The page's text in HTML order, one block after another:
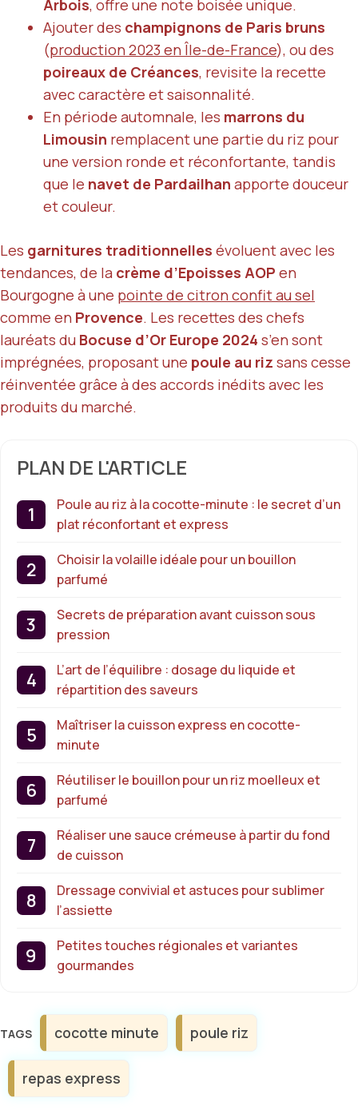
Arbois, offre une note boisée unique.
Ajouter des champignons de Paris bruns
(production 2023 en Île-de-France), ou des
poireaux de Créances, revisite la recette
avec caractère et saisonnalité.
En période automnale, les marrons du
Limousin remplacent une partie du riz pour
une version ronde et réconfortante, tandis
que le navet de Pardailhan apporte douceur
et couleur.
Les garnitures traditionnelles évoluent avec les
tendances, de la crème d’Epoisses AOP en
Bourgogne à une pointe de citron confit au sel
comme en Provence. Les recettes des chefs
lauréats du Bocuse d’Or Europe 2024 s’en sont
imprégnées, proposant une poule au riz sans cesse
réinventée grâce à des accords inédits avec les
produits du marché.
PLAN DE L'ARTICLE
Poule au riz à la cocotte-minute : le secret d’un
plat réconfortant et express
Choisir la volaille idéale pour un bouillon
parfumé
Secrets de préparation avant cuisson sous
pression
L’art de l’équilibre : dosage du liquide et
répartition des saveurs
Maîtriser la cuisson express en cocotte-
minute
Réutiliser le bouillon pour un riz moelleux et
parfumé
Réaliser une sauce crémeuse à partir du fond
de cuisson
Dressage convivial et astuces pour sublimer
l’assiette
Petites touches régionales et variantes
gourmandes
Étiquettes
cocotte minute poule riz
repas express